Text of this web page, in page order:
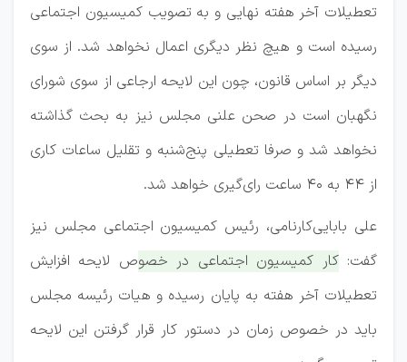
تعطیلات آخر هفته نهایی و به تصویب کمیسیون اجتماعی
رسیده است و هیچ نظر دیگری اعمال نخواهد شد. از سوی
دیگر بر اساس قانون، چون این لایحه ارجاعی از سوی شورای
نگهبان است در صحن علنی مجلس نیز به بحث گذاشته
نخواهد شد و صرفا تعطیلی پنج‌شنبه و تقلیل ساعات کاری
از ۴۴ به ۴۰ ساعت رای‌گیری خواهد شد.
علی بابایی‌کارنامی، رئیس کمیسیون اجتماعی مجلس نیز
گفت:کار کمیسیون اجتماعی در خصوص لایحه افزایش
تعطیلات آخر هفته به پایان رسیده و هیات رئیسه مجلس
باید در خصوص زمان در دستور کار قرار گرفتن این لایحه